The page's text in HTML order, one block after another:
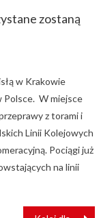
zostaną
w Krakowie
Polsce. W miejsce
z torami i
Linii Kolejowych
Pociągi już
na linii